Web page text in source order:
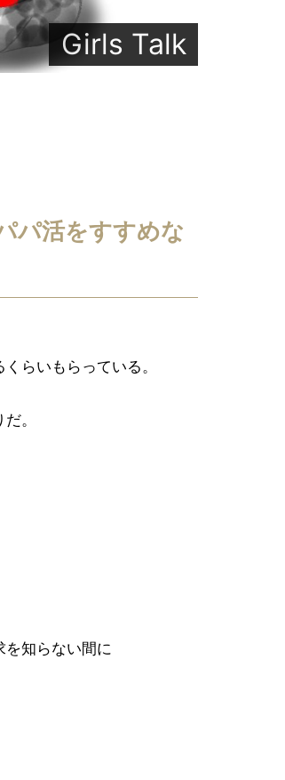
Girls Talk
パ活をすすめな
らいもらっている。
。
を知らない間に